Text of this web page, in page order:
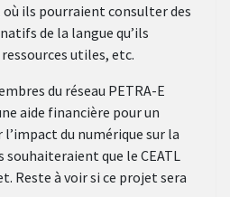
ils pourraient consulter des
de la langue qu’ils
utiles, etc.
du réseau PETRA-E
aide financière pour un
du numérique sur la
que le CEATL
Reste à voir si ce projet sera